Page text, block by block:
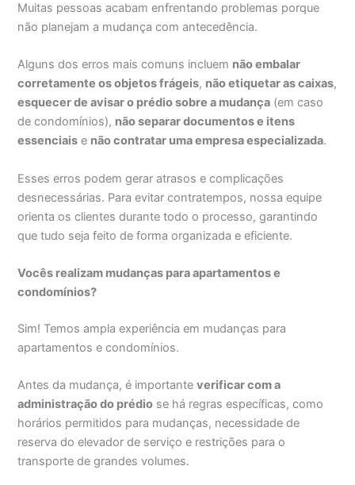
Muitas pessoas acabam enfrentando problemas porque
não planejam a mudança com antecedência.
Alguns dos erros mais comuns incluem não embalar
corretamente os objetos frágeis, não etiquetar as caixas,
esquecer de avisar o prédio sobre a mudança (em caso
de condomínios), não separar documentos e itens
essenciais e não contratar uma empresa especializada.
Esses erros podem gerar atrasos e complicações
desnecessárias. Para evitar contratempos, nossa equipe
orienta os clientes durante todo o processo, garantindo
que tudo seja feito de forma organizada e eficiente.
Vocês realizam mudanças para apartamentos e
condomínios?
Sim! Temos ampla experiência em mudanças para
apartamentos e condomínios.
Antes da mudança, é importanteverificar com a
administração do prédio se há regras específicas, como
horários permitidos para mudanças, necessidade de
reserva do elevador de serviço e restrições para o
transporte de grandes volumes.